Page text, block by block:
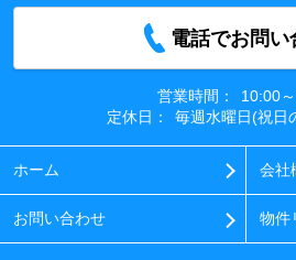
電話でお問い
営業時間：
10:00
定休日：
毎週水曜日(祝日
ホーム 会社
お問い合わせ 物件